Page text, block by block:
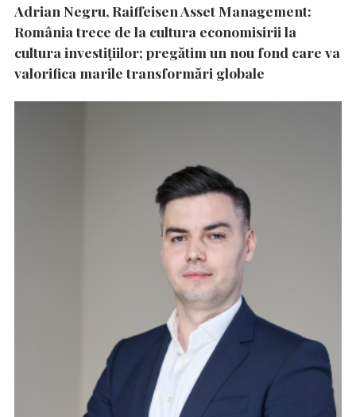
Adrian Negru, Raiffeisen Asset Management:
România trece de la cultura economisirii la
cultura investițiilor; pregătim un nou fond care va
valorifica marile transformări globale